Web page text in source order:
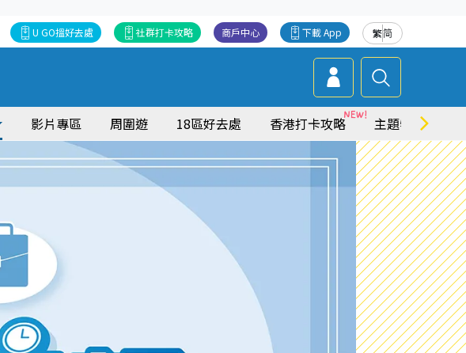
繁简
下載 App
商戶中心
社群打卡攻略
U GO搵好去處
影片專區 周圍遊 18區好去處 香港打卡攻略 主題特集